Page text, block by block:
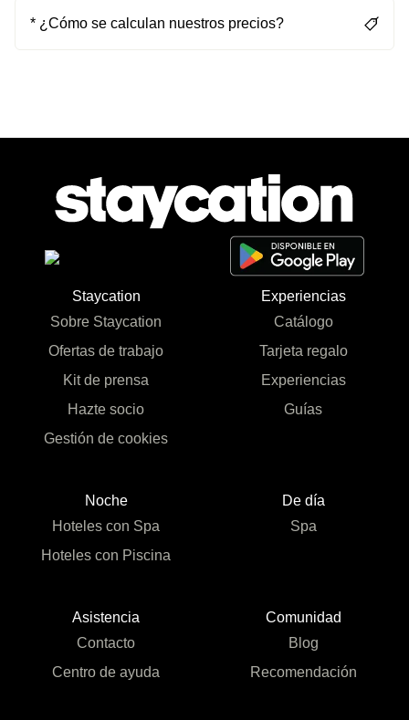
* ¿Cómo se calculan nuestros precios?
Staycation
Sobre Staycation
Ofertas de trabajo
Kit de prensa
Hazte socio
Gestión de cookies
Experiencias
Catálogo
Tarjeta regalo
Experiencias
Guías
Noche
Hoteles con Spa
Hoteles con Piscina
De día
Spa
Asistencia
Contacto
Centro de ayuda
Comunidad
Blog
Recomendación